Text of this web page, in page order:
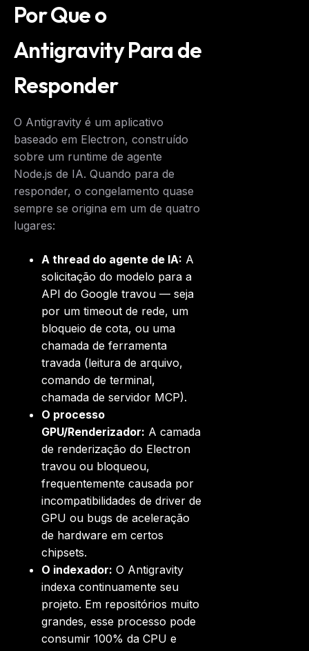
Por Que o
Antigravity Para de
Responder
O Antigravity é um aplicativo
baseado em Electron, construído
sobre um runtime de agente
Node.js de IA. Quando para de
responder, o congelamento quase
sempre se origina em um de quatro
lugares:
A thread do agente de IA: A
solicitação do modelo para a
API do Google travou — seja
por um timeout de rede, um
bloqueio de cota, ou uma
chamada de ferramenta
travada (leitura de arquivo,
comando de terminal,
chamada de servidor MCP).
O processo
GPU/Renderizador: A camada
de renderização do Electron
travou ou bloqueou,
frequentemente causada por
incompatibilidades de driver de
GPU ou bugs de aceleração
de hardware em certos
chipsets.
O indexador: O Antigravity
indexa continuamente seu
projeto. Em repositórios muito
grandes, esse processo pode
consumir 100% da CPU e